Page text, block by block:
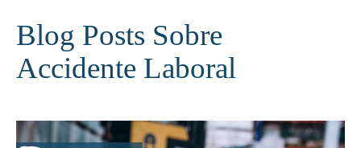
Blog Posts Sobre
Accidente Laboral